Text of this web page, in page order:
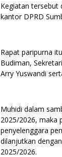
Kegiatan tersebut
kantor DPRD
Rapat paripurna
Budiman,
Arry Yuswandi
Muhidi dalam
2025/2026, maka
penyelenggara
dilanjutkan
2025/2026.